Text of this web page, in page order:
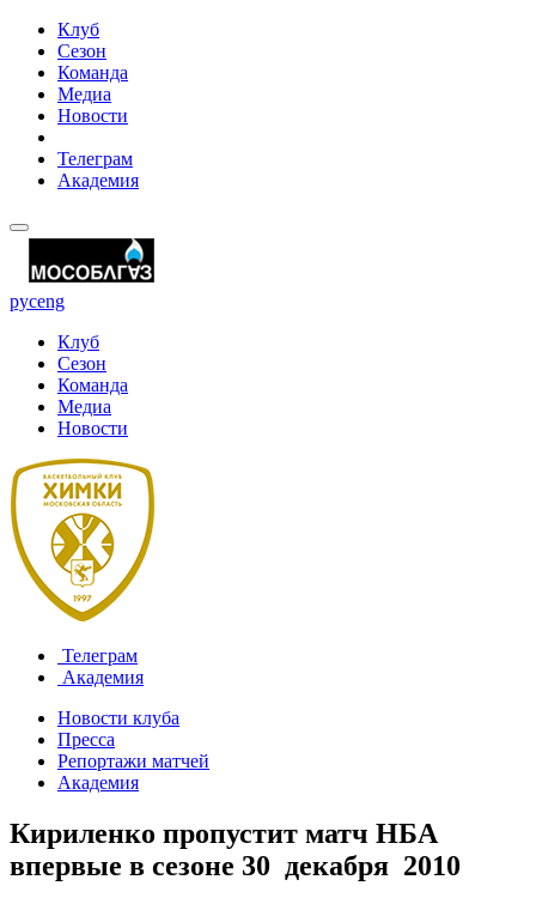
Клуб
Сезон
Команда
Медиа
Новости
Телеграм
Академия
русeng
Клуб
Сезон
Команда
Медиа
Новости
Телеграм
Академия
Новости клуба
Пресса
Репортажи матчей
Академия
Кириленко пропустит матч НБА
впервые в сезоне 30 декабря 2010